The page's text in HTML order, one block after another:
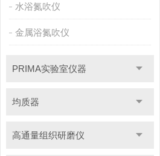
水浴氮吹仪
金属浴氮吹仪
PRIMA实验室仪器
均质器
高通量组织研磨仪